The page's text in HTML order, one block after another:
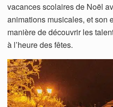
vacances scolaires de Noël
animations musicales, et son
manière de découvrir les
à l’heure des fêtes.